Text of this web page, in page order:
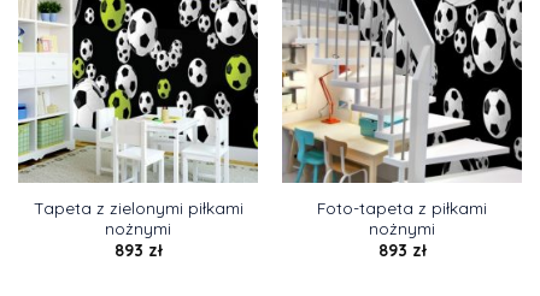
Tapeta z zielonymi piłkami
nożnymi
893 zł
Foto-tapeta z piłkami
nożnymi
893 zł